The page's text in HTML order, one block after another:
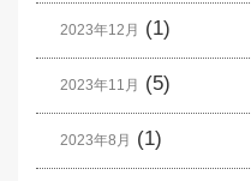
2023年12月 (1)
2023年11月 (5)
2023年8月 (1)